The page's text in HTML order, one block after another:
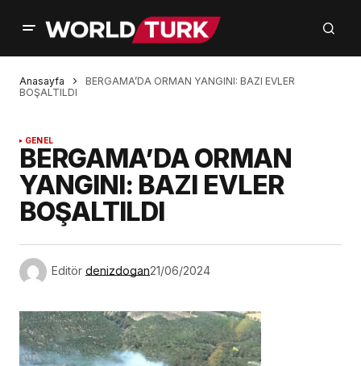
Anasayfa
BERGAMA’DA ORMAN YANGINI: BAZI EVLER
BOŞALTILDI
GENEL
BERGAMA’DA ORMAN
YANGINI: BAZI EVLER
BOŞALTILDI
Editör denizdogan21/06/2024